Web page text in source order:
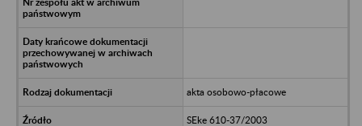
akta osobowo-płacowe
SEke 610-37/2003